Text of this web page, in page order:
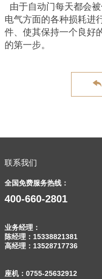
由于自动门每天都会
电气方面的各种损耗进
件、使其保持一个良好
的第一步。
联系我们
全国免费服务热线：
400-660-2801
业务经理：
陈经理： 15338821381
高经理： 13528717736
座机： 0755-25632912